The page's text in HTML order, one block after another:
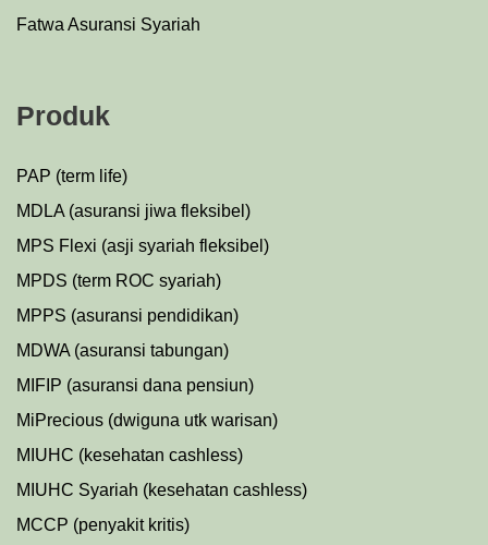
Fatwa Asuransi Syariah
Produk
PAP (term life)
MDLA (asuransi jiwa fleksibel)
MPS Flexi (asji syariah fleksibel)
MPDS (term ROC syariah)
MPPS (asuransi pendidikan)
MDWA (asuransi tabungan)
MIFIP (asuransi dana pensiun)
MiPrecious (dwiguna utk warisan)
MIUHC (kesehatan cashless)
MIUHC Syariah (kesehatan cashless)
MCCP (penyakit kritis)